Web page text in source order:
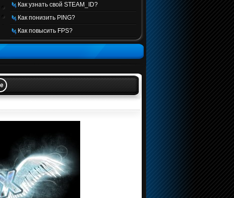
Как узнать свой STEAM_ID?
Как понизить PING?
Как повысить FPS?